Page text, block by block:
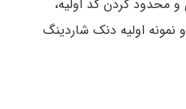
و نمونه اولیه دنک شاردینگ